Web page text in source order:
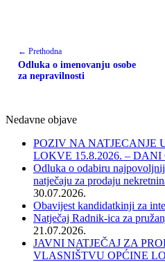
← Prethodna
Odluka o imenovanju osobe
za nepravilnosti
Nedavne objave
POZIV NA NATJECANJE
LOKVE 15.8.2026. –
Odluka o odabiru
natječaju za prodaju
30.07.2026.
Obavijest kandidatkinji za
Natječaj Radnik-ica za
21.07.2026.
JAVNI NATJEČAJ ZA
VLASNIŠTVU OPĆINE